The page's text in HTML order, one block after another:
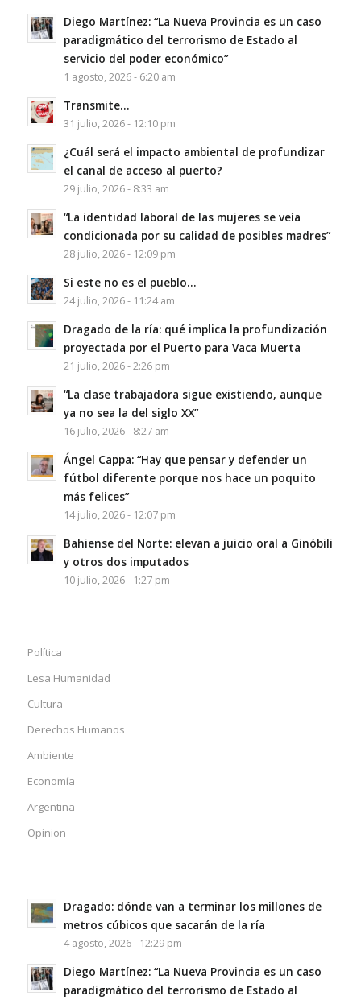
Diego Martínez: “La Nueva Provincia es un caso
paradigmático del terrorismo de Estado al
servicio del poder económico”
1 agosto, 2026 - 6:20 am
Transmite…
31 julio, 2026 - 12:10 pm
¿Cuál será el impacto ambiental de profundizar
el canal de acceso al puerto?
29 julio, 2026 - 8:33 am
“La identidad laboral de las mujeres se veía
condicionada por su calidad de posibles madres”
28 julio, 2026 - 12:09 pm
Si este no es el pueblo…
24 julio, 2026 - 11:24 am
Dragado de la ría: qué implica la profundización
proyectada por el Puerto para Vaca Muerta
21 julio, 2026 - 2:26 pm
“La clase trabajadora sigue existiendo, aunque
ya no sea la del siglo XX”
16 julio, 2026 - 8:27 am
Ángel Cappa: “Hay que pensar y defender un
fútbol diferente porque nos hace un poquito
más felices”
14 julio, 2026 - 12:07 pm
Bahiense del Norte: elevan a juicio oral a Ginóbili
y otros dos imputados
10 julio, 2026 - 1:27 pm
Política
Lesa Humanidad
Cultura
Derechos Humanos
Ambiente
Economía
Argentina
Opinion
Dragado: dónde van a terminar los millones de
metros cúbicos que sacarán de la ría
4 agosto, 2026 - 12:29 pm
Diego Martínez: “La Nueva Provincia es un caso
paradigmático del terrorismo de Estado al